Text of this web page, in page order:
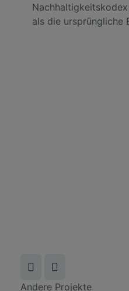
als die ursprüngliche
Andere Projekte